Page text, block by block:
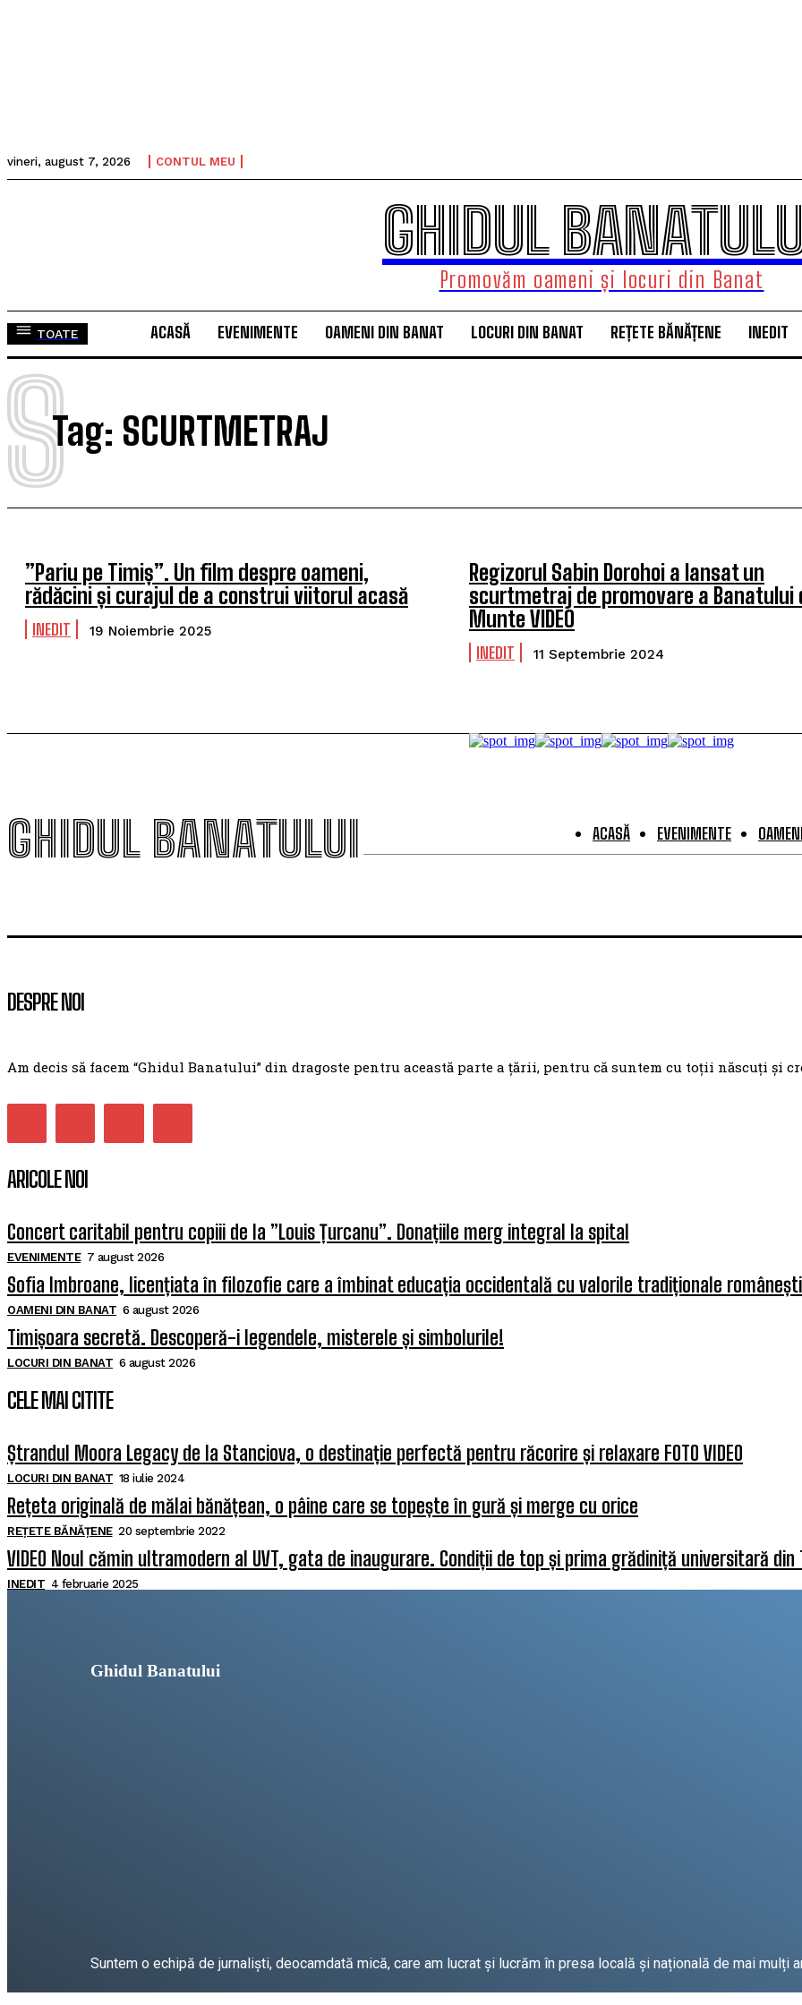
vineri, august 7, 2026 CONTUL MEU
GHIDUL
Promovăm oameni și locuri din Banat
TOATE ACASĂ EVENIMENTE OAMENI DIN BANAT LOCURI DIN BANAT REȚETE BĂNĂȚENE INEDIT
Tag: SCURTMETRAJ
S
”Pariu pe Timiș”. Un film despre oameni,
rădăcini și curajul de a construi viitorul acasă
INEDIT 19 Noiembrie 2025
Regizorul Sabin Dorohoi a lansat un
scurtmetraj de promovare a Banatului
Munte VIDEO
INEDIT 11 Septembrie 2024
GHIDUL BANATULUI ACASĂ EVENIMENTE
DESPRE NOI
Am decis să facem “Ghidul Banatului” din dragoste pentru această parte a țării, pentru că suntem cu toții născuți și
ARICOLE NOI
Concert caritabil pentru copiii de la ”Louis Țurcanu”. Donațiile merg integral la spital
EVENIMENTE 7 august 2026
Sofia Imbroane, licențiata în filozofie care a îmbinat educația occidentală cu valorile tradiționale românești
OAMENI DIN BANAT 6 august 2026
Timișoara secretă. Descoperă-i legendele, misterele și simbolurile!
LOCURI DIN BANAT 6 august 2026
CELE MAI CITITE
Ștrandul Moora Legacy de la Stanciova, o destinație perfectă pentru răcorire și relaxare FOTO VIDEO
LOCURI DIN BANAT 18 iulie 2024
Rețeta originală de mălai bănățean, o pâine care se topește în gură și merge cu orice
REȚETE BĂNĂȚENE 20 septembrie 2022
VIDEO Noul cămin ultramodern al UVT, gata de inaugurare. Condiții de top și prima grădiniță universitară din
INEDIT 4 februarie 2025
Ghidul Banatului
Suntem o echipă de jurnaliști, deocamdată mică, care am lucrat și lucrăm în presa locală și națională de mai mulți